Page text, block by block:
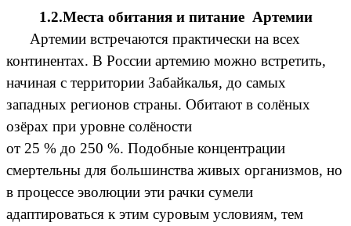
1.2.Места обитания и питание Артемии
Артемии встречаются практически на всех
континентах. В России артемию можно встретить,
начиная с территории Забайкалья, до самых
западных регионов страны. Обитают в солёных
озёрах при уровне солёности
от 25 % до 250 %. Подобные концентрации
смертельны для большинства живых организмов, но
в процессе эволюции эти рачки сумели
адаптироваться к этим суровым условиям, тем